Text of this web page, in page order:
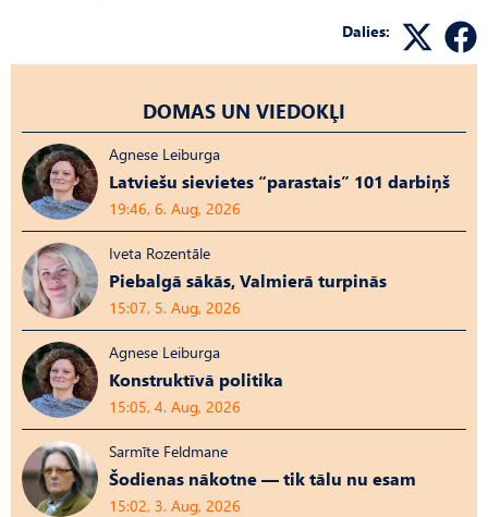
Dalies:
DOMAS UN VIEDOKĻI
Agnese Leiburga
Latviešu sievietes “parastais” 101 darbiņš
19:46, 6. Aug, 2026
Iveta Rozentāle
Piebalgā sākās, Valmierā turpinās
15:07, 5. Aug, 2026
Agnese Leiburga
Konstruktīvā politika
15:05, 4. Aug, 2026
Sarmīte Feldmane
Šodienas nākotne — tik tālu nu esam
15:02, 3. Aug, 2026